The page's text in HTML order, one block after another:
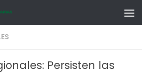
Persisten las